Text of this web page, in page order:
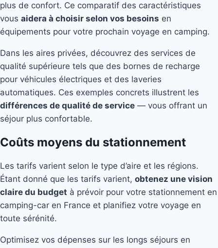
plus de confort. Ce comparatif des caractéristiques
vous aidera à choisir selon vos besoins en
équipements pour votre prochain voyage en camping.
Dans les aires privées, découvrez des services de
qualité supérieure tels que des bornes de recharge
pour véhicules électriques et des laveries
automatiques. Ces exemples concrets illustrent les
différences de qualité de service — vous offrant un
séjour plus confortable.
Coûts moyens du stationnement
Les tarifs varient selon le type d’aire et les régions.
Étant donné que les tarifs varient, obtenez une vision
claire du budget à prévoir pour votre stationnement en
camping-car en France et planifiez votre voyage en
toute sérénité.
Optimisez vos dépenses sur les longs séjours en